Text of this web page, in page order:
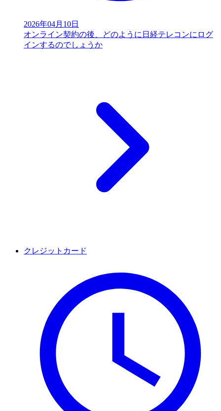
2026年04月10日
オンライン契約の後、どのように日経テレコンにログ
インするのでしょうか
クレジットカード